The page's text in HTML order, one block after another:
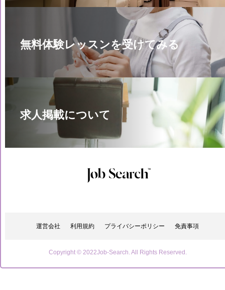
無料体験レッスンを受けてみる
求人掲載について
運営会社 利用規約 プライバシーポリシー 免責事項
Copyright © 2022Job-Search. All Rights Reserved.